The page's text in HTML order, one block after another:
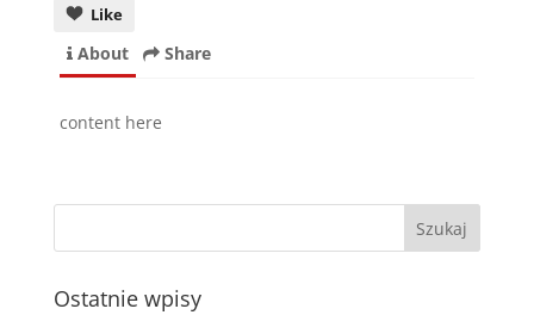
Like
About Share
content here
Ostatnie wpisy